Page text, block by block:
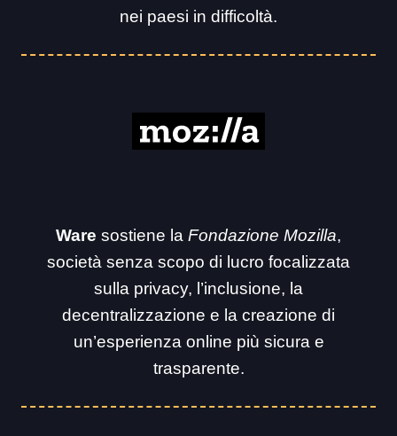
nei paesi in difficoltà.
Ware sostiene la Fondazione Mozilla,
società senza scopo di lucro focalizzata
sulla privacy, l’inclusione, la
decentralizzazione e la creazione di
un’esperienza online più sicura e
trasparente.